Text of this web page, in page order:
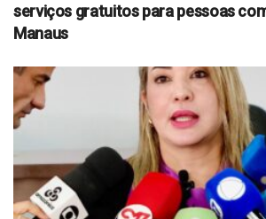
serviços gratuitos para pessoas
Manaus